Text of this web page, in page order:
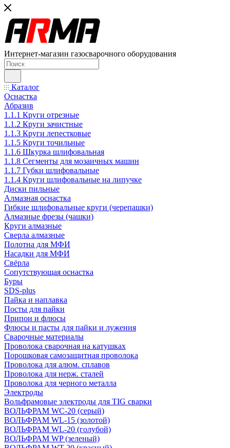
Интернет-магазин газосварочного оборудования
Каталог
Оснастка
Абразив
1.1.1 Круги отрезные
1.1.2 Круги зачистные
1.1.3 Круги лепестковые
1.1.5 Круги точильные
1.1.6 Шкурка шлифовальная
1.1.8 Сегменты для мозаичных машин
1.1.7 Губки шлифовальные
1.1.4 Круги шлифовальные на липучке
Диски пильные
Алмазная оснастка
Гибкие шлифовальные круги (черепашки)
Алмазные фрезы (чашки)
Круги алмазные
Сверла алмазные
Полотна для МФИ
Насадки для МФИ
Свёрла
Сопутствующая оснастка
Буры
SDS-plus
Пайка и наплавка
Посты для пайки
Припои и флюсы
Флюсы и пасты для пайки и лужения
Сварочные материалы
Проволока сварочная на катушках
Порошковая самозащитная проволока
Проволока для алюм. сплавов
Проволока для нерж. сталей
Проволока для черного металла
Электроды
Вольфрамовые электроды для TIG сварки
ВОЛЬФРАМ WC-20 (серый)
ВОЛЬФРАМ WL-15 (золотой)
ВОЛЬФРАМ WL-20 (голубой)
ВОЛЬФРАМ WP (зеленый)